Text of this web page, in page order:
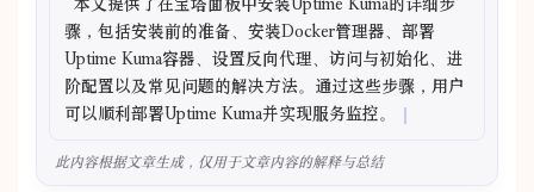
骤，包括安装前的准备、安装Docker管理器、部署
Uptime Kuma容器、设置反向代理、访问与初始化、进
阶配置以及常见问题的解决方法。通过这些步骤，用户
可以顺利部署Uptime Kuma并实现服务监控。
此内容根据文章生成，仅用于文章内容的解释与总结